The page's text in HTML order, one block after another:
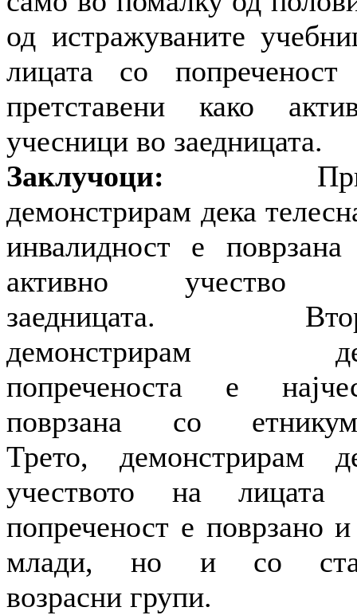
од истражуваните
лицата со попреченост
претставени како
учесници во заедницата.
Заклучоци:
демонстрирам дека
инвалидност е
активно учество
заедницата.
демонстрирам
попреченоста е
поврзана со
Трето, демонстрирам
учеството на лицата
попреченост е поврзано
млади, но и со
возрасни групи.